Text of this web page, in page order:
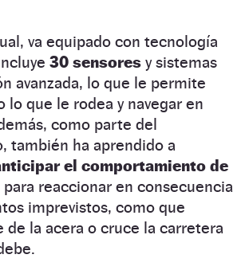
va equipado con tecnología
30 sensores y sistemas
avanzada, lo que le permite
que le rodea y navegar en
como parte del
también ha aprendido a
el comportamiento de
para reaccionar en consecuencia
imprevistos, como que
de la acera o cruce la carretera